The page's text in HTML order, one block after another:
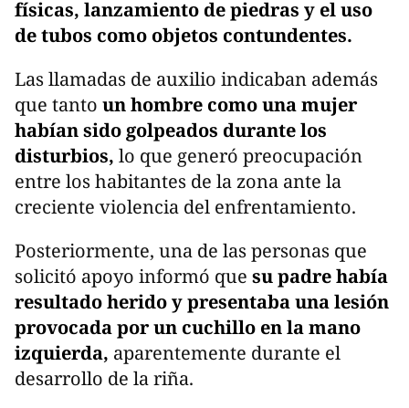
físicas, lanzamiento de piedras y el uso
de tubos como objetos contundentes.
Las llamadas de auxilio indicaban además
que tanto un hombre como una mujer
habían sido golpeados durante los
disturbios, lo que generó preocupación
entre los habitantes de la zona ante la
creciente violencia del enfrentamiento.
Posteriormente, una de las personas que
solicitó apoyo informó que su padre había
resultado herido y presentaba una lesión
provocada por un cuchillo en la mano
izquierda, aparentemente durante el
desarrollo de la riña.